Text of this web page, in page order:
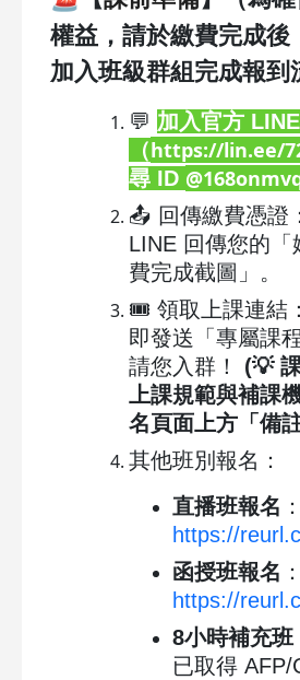
權益，請於繳費完成後
加入班級群組完成報到
💬 加入官方
（https://lin.ee/
尋 ID
📤 回傳繳費憑證
LINE 回傳您的「
費完成截圖」。
🎟️ 領取上課連結
即發送「專屬課
請您入群！ (💡
上課規範與補課
名頁面上方「備
其他班別報名：
直播班報名
https://
函授班報名
https://
8小時補充班
已取得 AFP/